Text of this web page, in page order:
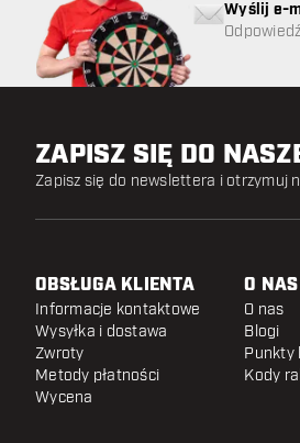
Wyślij e-
ZAPISZ SIĘ DO
Zapisz się do newslettera i otrzymuj
OBSŁUGA KLIENTA
Informacje kontaktowe
Wysyłka i dostawa
Zwroty
Metody płatności
Wycena
O
O nas
Blogi
Punkty
Kody